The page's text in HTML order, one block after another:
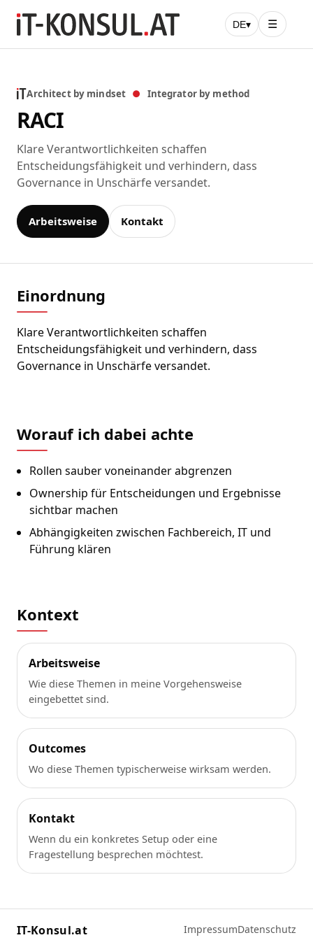
DE▾ ☰
Architect by mindset ● Integrator by method
RACI
Klare Verantwortlichkeiten schaffen
Entscheidungsfähigkeit und verhindern, dass
Governance in Unschärfe versandet.
Arbeitsweise Kontakt
Einordnung
Klare Verantwortlichkeiten schaffen
Entscheidungsfähigkeit und verhindern, dass
Governance in Unschärfe versandet.
Worauf ich dabei achte
Rollen sauber voneinander abgrenzen
Ownership für Entscheidungen und Ergebnisse
sichtbar machen
Abhängigkeiten zwischen Fachbereich, IT und
Führung klären
Kontext
Arbeitsweise
Wie diese Themen in meine Vorgehensweise
eingebettet sind.
Outcomes
Wo diese Themen typischerweise wirksam werden.
Kontakt
Wenn du ein konkretes Setup oder eine
Fragestellung besprechen möchtest.
IT-Konsul.at ImpressumDatenschutz